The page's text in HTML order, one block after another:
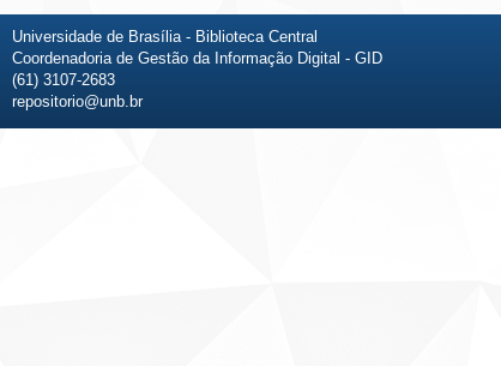
Universidade de Brasília - Biblioteca Central
Coordenadoria de Gestão da Informação Digital - GID
(61) 3107-2683
repositorio@unb.br